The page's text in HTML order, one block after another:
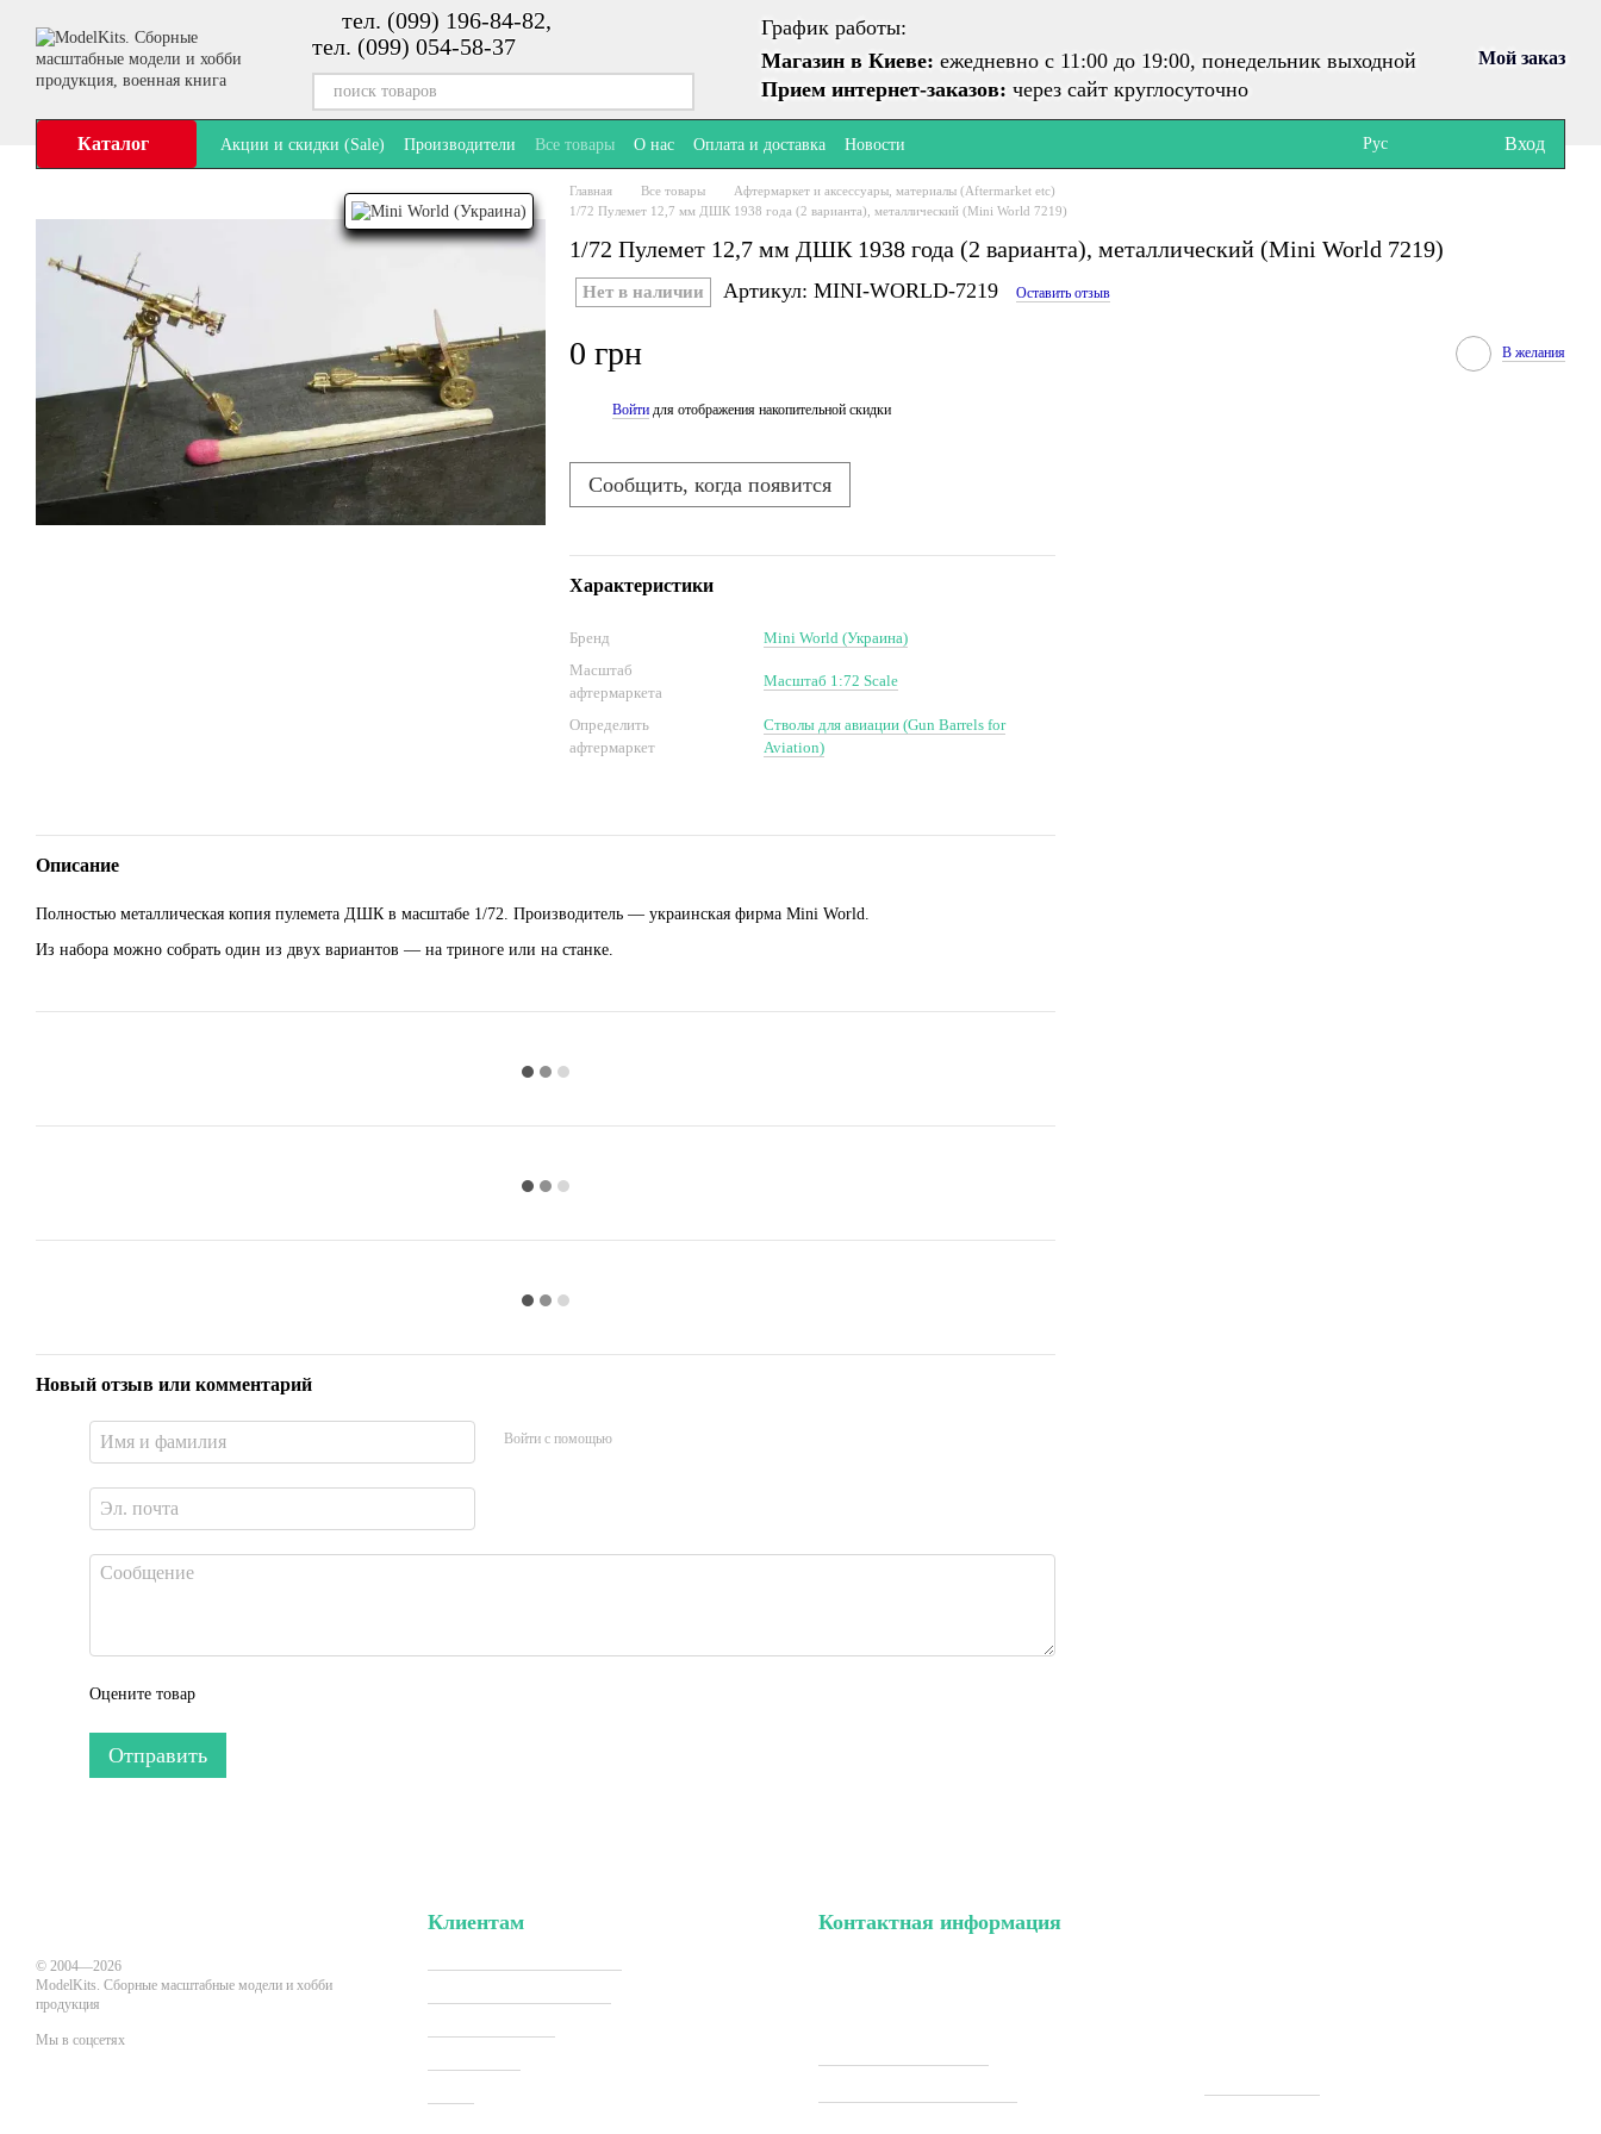
тел. (099) 196-84-82,
тел. (099) 054-58-37
График работы:
Магазин в Киеве: ежедневно с 11:00 до 19:00, понедельник выходной
Прием интернет-заказов: через сайт круглосуточно
Мой заказ
Каталог Акции и скидки (Sale) Производители Все товары О нас Оплата и доставка Новости Рус Вход
Главная Все товары
Афтермаркет и аксессуары, материалы (Aftermarket etc)
1/72 Пулемет 12,7 мм ДШК 1938 года (2 варианта), металлический (Mini World 7219)
1/72 Пулемет 12,7 мм ДШК 1938 года (2 варианта), металлический (Mini World 7219)
Нет в наличии Артикул: MINI-WORLD-7219 Оставить отзыв
0 грн В желания
Войти для отображения накопительной скидки
Сообщить, когда появится
Характеристики
Бренд
Mini World (Украина)
Масштаб
афтермаркета
Масштаб 1:72 Scale
Определить
афтермаркет
Стволы для авиации (Gun Barrels for
Aviation)
Описание
Полностью металлическая копия пулемета ДШК в масштабе 1/72. Производитель — украинская фирма Mini World.
Из набора можно собрать один из двух вариантов — на триноге или на станке.
Новый отзыв или комментарий
Войти с помощью
Оцените товар
Отправить
© 2004—2026
ModelKits. Сборные масштабные модели и хобби
продукция
Мы в соцсетях
Клиентам Контактная информация